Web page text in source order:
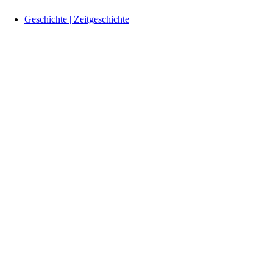
Geschichte | Zeitgeschichte